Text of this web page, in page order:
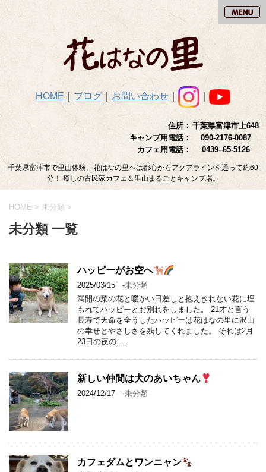
HOME ブログ お問い合わせ
住所： 千葉県富津市上648
キャンプ用電話：
090-2176-0087
カフェ用電話：
0439–65-5126
千葉県富津市で里山体験。花はなの里へは都心からアクアラインを通って約60
分！ 癒しの古民家カフェ＆里山まるごとキャンプ場。
HOME > 未分類 >
未分類 一覧
ハッピーがお空へ
2025/03/15 -未分類
満開の菜の花と暖かい日差しと抱えきれない花に埋
もれてハッピーとお別れをしました。 21才と言う
長寿で天命を全うしたハッピーは花はなの里に沢山
の幸せとやさしさを残してくれました。 それは2月
23日の夜の …
新しい仲間は犬のあいちゃん
2024/12/17 -未分類
カフェダムとワンニャン